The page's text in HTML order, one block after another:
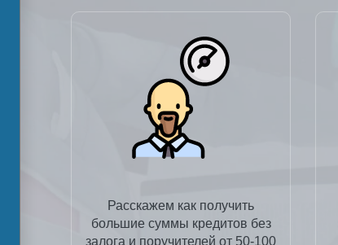
Расскажем как получить
большие суммы кредитов без
залога и поручителей от 50-100